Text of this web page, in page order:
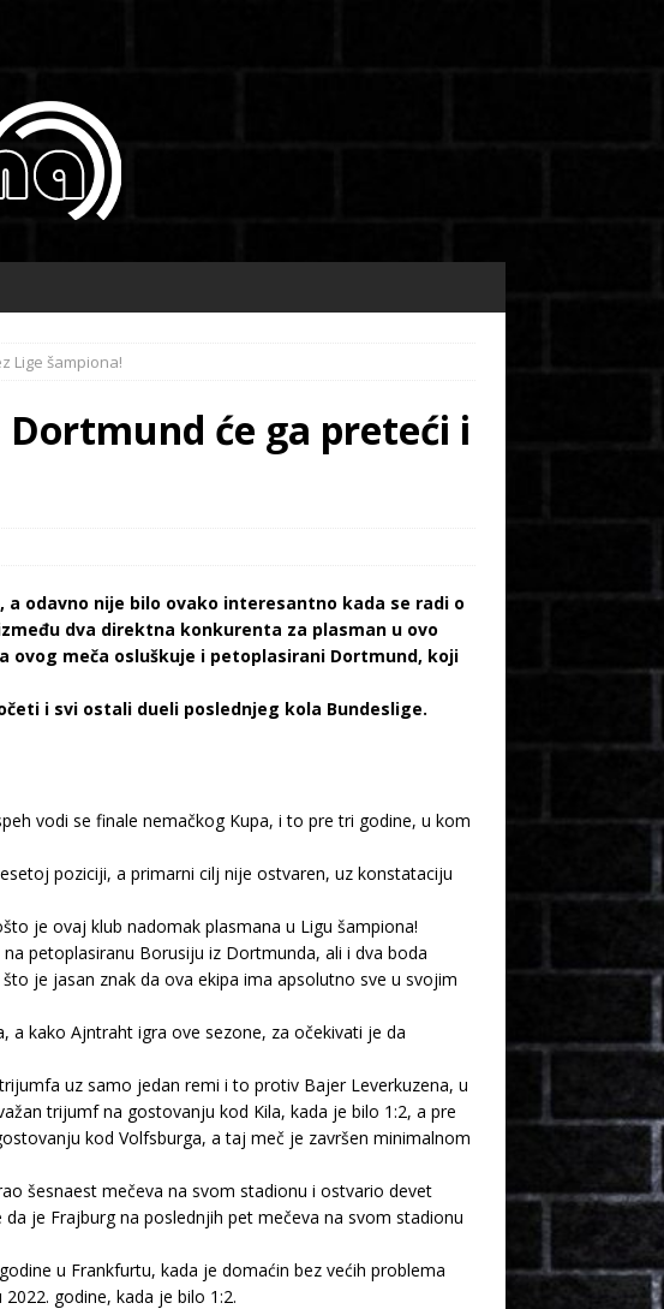
Lige šampiona!
će ga preteći i
a odavno nije bilo ovako interesantno kada se radi o
dva direktna konkurenta za plasman u ovo
meča osluškuje i petoplasirani Dortmund, koji
i svi ostali dueli poslednjeg kola Bundeslige.
vodi se finale nemačkog Kupa, i to pre tri godine, u kom
poziciji, a primarni cilj nije ostvaren, uz konstataciju
je ovaj klub nadomak plasmana u Ligu šampiona!
petoplasiranu Borusiju iz Dortmunda, ali i dva boda
je jasan znak da ova ekipa ima apsolutno sve u svojim
kako Ajntraht igra ove sezone, za očekivati je da
uz samo jedan remi i to protiv Bajer Leverkuzena, u
trijumf na gostovanju kod Kila, kada je bilo 1:2, a pre
kod Volfsburga, a taj meč je završen minimalnom
šesnaest mečeva na svom stadionu i ostvario devet
je Frajburg na poslednjih pet mečeva na svom stadionu
u Frankfurtu, kada je domaćin bez većih problema
godine, kada je bilo 1:2.